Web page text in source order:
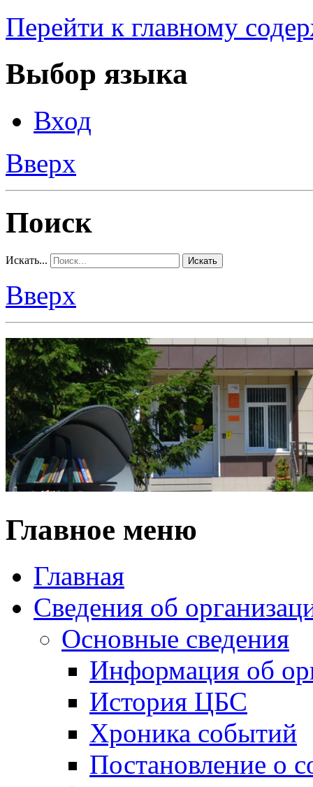
Перейти к главному
Выбор языка
Вход
Вверх
Поиск
Искать... Искать
Вверх
Главное меню
Главная
Сведения об
Основные сведения
Информация об
История ЦБС
Хроника событий
Постановление о